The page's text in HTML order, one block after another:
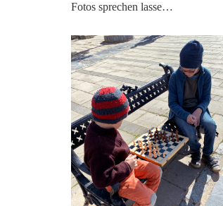
Fotos sprechen lasse…